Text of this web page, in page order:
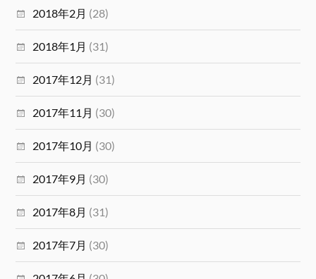
2018年2月 (28)
2018年1月 (31)
2017年12月 (31)
2017年11月 (30)
2017年10月 (30)
2017年9月 (30)
2017年8月 (31)
2017年7月 (30)